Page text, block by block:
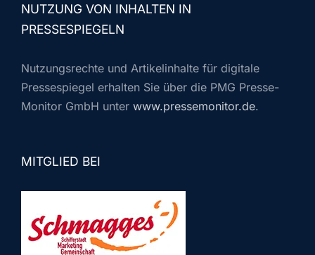
NUTZUNG VON INHALTEN IN
PRESSESPIEGELN
Nutzungsrechte und Artikelinhalte für digitale
Pressespiegel erhalten Sie über die PMG Presse-
Monitor GmbH unter www.pressemonitor.de.
MITGLIED BEI